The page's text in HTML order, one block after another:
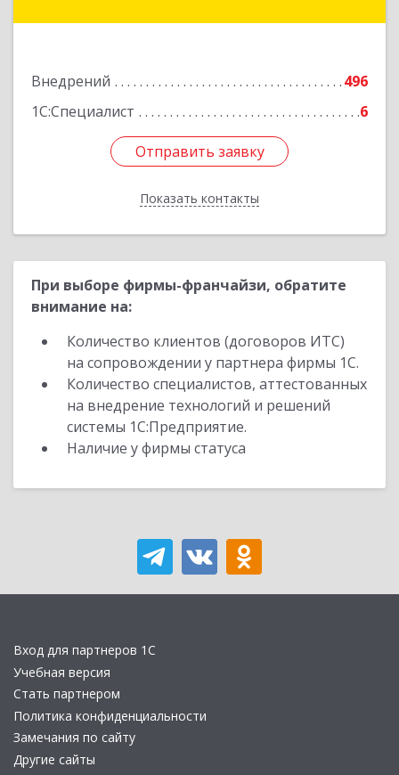
Внедрений
496
1С:Специалист
6
Отправить заявку
Показать контакты
Отправить заявку
Назад
При выборе фирмы-франчайзи, обратите
внимание на:
Количество клиентов (договоров ИТС)
на сопровождении у партнера фирмы 1С.
Количество специалистов, аттестованных
на внедрение технологий и решений
системы 1С:Предприятие.
Наличие у фирмы статуса
Вход для партнеров 1С
Учебная версия
Стать партнером
Политика конфиденциальности
Замечания по сайту
Другие сайты